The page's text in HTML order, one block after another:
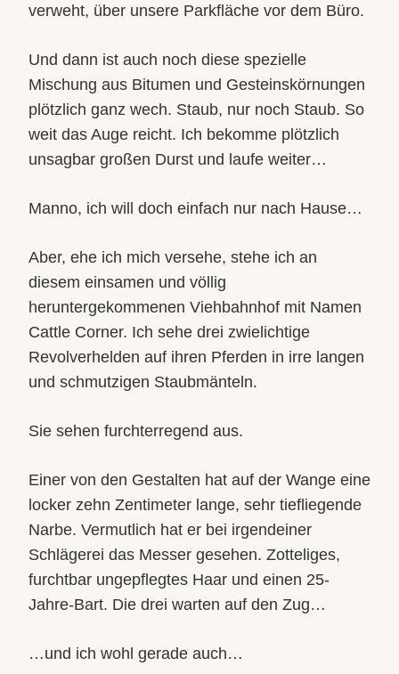
verweht, über unsere Parkfläche vor dem Büro.
Und dann ist auch noch diese spezielle
Mischung aus Bitumen und Gesteinskörnungen
plötzlich ganz wech. Staub, nur noch Staub. So
weit das Auge reicht. Ich bekomme plötzlich
unsagbar großen Durst und laufe weiter…
Manno, ich will doch einfach nur nach Hause…
Aber, ehe ich mich versehe, stehe ich an
diesem einsamen und völlig
heruntergekommenen Viehbahnhof mit Namen
Cattle Corner. Ich sehe drei zwielichtige
Revolverhelden auf ihren Pferden in irre langen
und schmutzigen Staubmänteln.
Sie sehen furchterregend aus.
Einer von den Gestalten hat auf der Wange eine
locker zehn Zentimeter lange, sehr tiefliegende
Narbe. Vermutlich hat er bei irgendeiner
Schlägerei das Messer gesehen. Zotteliges,
furchtbar ungepflegtes Haar und einen 25-
Jahre-Bart. Die drei warten auf den Zug…
…und ich wohl gerade auch…